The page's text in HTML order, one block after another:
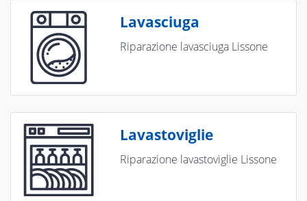
Lavasciuga
Riparazione lavasciuga Lissone
Lavastoviglie
Riparazione lavastoviglie Lissone